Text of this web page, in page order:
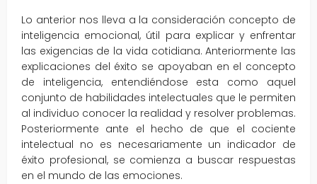
Lo anterior nos lleva a la consideración concepto de
inteligencia emocional, útil para explicar y enfrentar
las exigencias de la vida cotidiana. Anteriormente las
explicaciones del éxito se apoyaban en el concepto
de inteligencia, entendiéndose esta como aquel
conjunto de habilidades intelectuales que le permiten
al individuo conocer la realidad y resolver problemas.
Posteriormente ante el hecho de que el cociente
intelectual no es necesariamente un indicador de
éxito profesional, se comienza a buscar respuestas
en el mundo de las emociones.